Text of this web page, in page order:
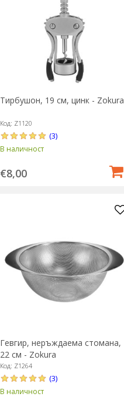
Тирбушон, 19 см, цинк - Zokura
Код: Z1120
(3)
В наличност
€8,00
Гевгир, неръждаема стомана,
22 см - Zokura
Код: Z1264
(3)
В наличност